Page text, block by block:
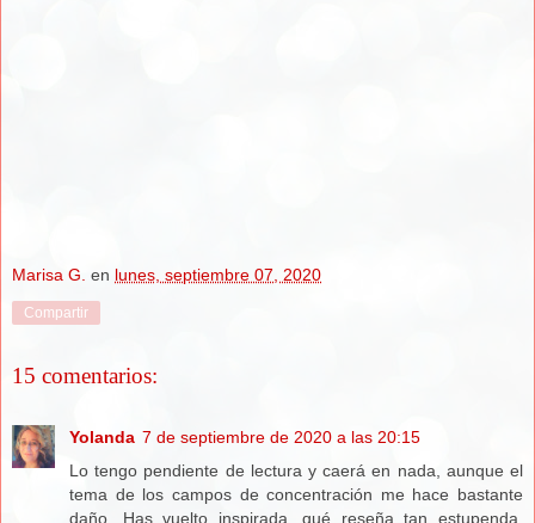
Marisa G. en lunes, septiembre 07, 2020
Compartir
15 comentarios:
Yolanda 7 de septiembre de 2020 a las 20:15
Lo tengo pendiente de lectura y caerá en nada, aunque el
tema de los campos de concentración me hace bastante
daño. Has vuelto inspirada, qué reseña tan estupenda.